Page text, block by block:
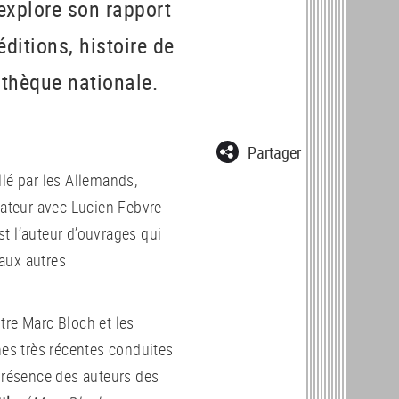
son rapport
histoire de
nationale.
Partager
par les Allemands,
avec Lucien Febvre
l’auteur d’ouvrages qui
autres
Marc Bloch et les
très récentes conduites
des auteurs des